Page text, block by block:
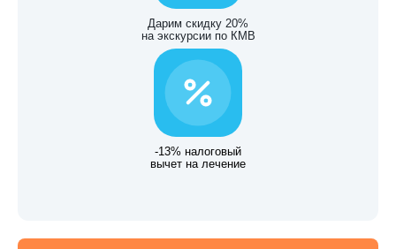
Дарим скидку 20%
на экскурсии по КМВ
-13% налоговый
вычет на лечение